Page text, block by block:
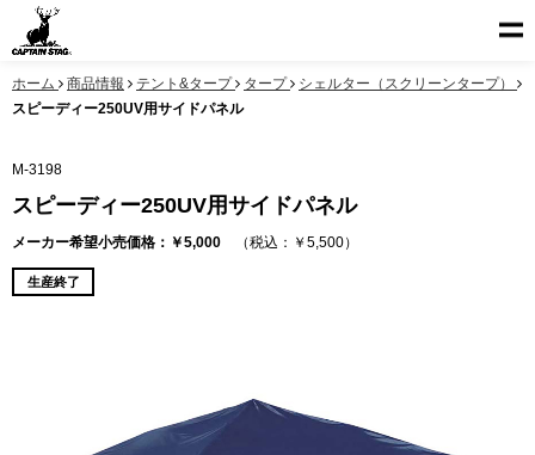
ホーム 商品情報 テント&タープ タープ
シェルター（スクリーンタープ）
スピーディー250UV用サイドパネル
M-3198
スピーディー250UV用サイドパネル
メーカー希望小売価格：￥5,000 （税込：￥5,500）
生産終了